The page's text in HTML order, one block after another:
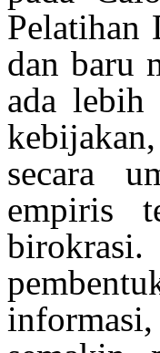
Pelatihan
dan baru
ada lebih
secara
empiris
birokrasi.
informasi,